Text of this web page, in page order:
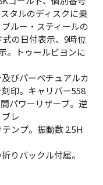
タルのディスクに乗
ルー・スティールの
の日付表示、9時位
。トゥールビヨンに
びパーペチュアルカ
印。キャリバー558
パワーリザーブ。逆
レ
ンプ。振動数 2.5H
りバックル付属。